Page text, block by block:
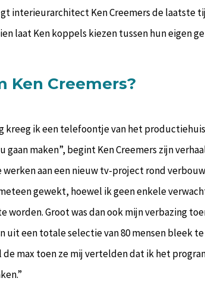
interieurarchitect Ken Creemers de laatste
laat Ken koppels kiezen tussen hun eigen
Ken Creemers?
kreeg ik een telefoontje van het
gaan maken”, begint Ken Creemers zijn
werken aan een nieuw tv-project rond
gewekt, hoewel ik geen enkele
worden. Groot was dan ook mijn verbazing
uit een totale selectie van 80 mensen bleek
de max toen ze mij vertelden dat ik het